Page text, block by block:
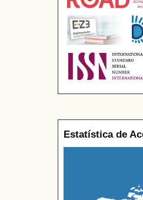
Estatística de